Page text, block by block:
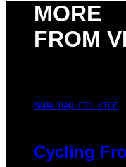
MORE
FROM
MAHA HAQ FOR VICE
Cycling